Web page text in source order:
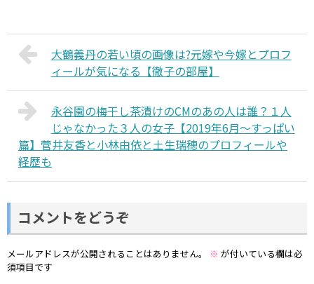
大鶴義丹の若い頃の画像は?元嫁や今嫁とプロフ
ィールが気になる【徹子の部屋】
永谷園の梅干し茶漬けのCMのあの人は誰？１人
じゃなかった３人の女子【2019年6月～すっぱい
篇】菅井友香と小林由依と土生瑞穂のプロフィールや
経歴も
コメントをどうぞ
メールアドレスが公開されることはありません。 ※ が付いている欄は必
須項目です